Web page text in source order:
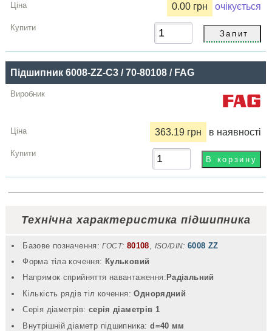
0.00 грн очікується
Підшипник 6008-ZZ-С3 / 70-80108 / FAG
363.19 грн в наявності
Технічна характеристика підшипника
Базове позначення: ГОСТ: 80108 ISO/DIN: 6008 ZZ
Форма тіла кочення: Кульковий
Напрямок сприйняття навантаження: Радіальний
Кількість рядів тіл кочення:Однорядний
Серія діаметрів: серія діаметрів 1
Внутрішній діаметр підшипника:d=40 мм